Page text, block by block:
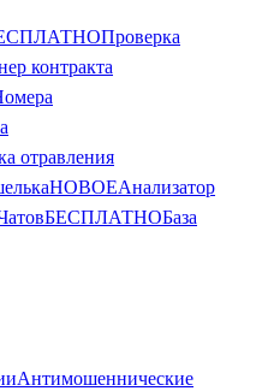
Проверка
контракта
отравления
НОВОЕАнализатор
БЕСПЛАТНОБаза
Антимошеннические